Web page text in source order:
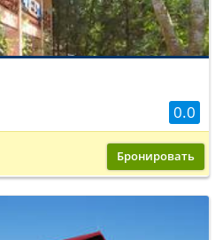
0.0
Бронировать